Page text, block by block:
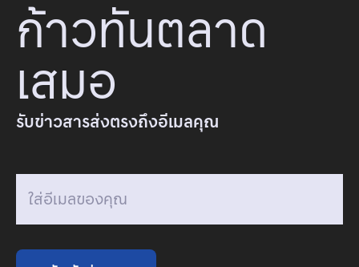
ก้าวทันตลาด
เสมอ
รับข่าวสารส่งตรงถึงอีเมลคุณ